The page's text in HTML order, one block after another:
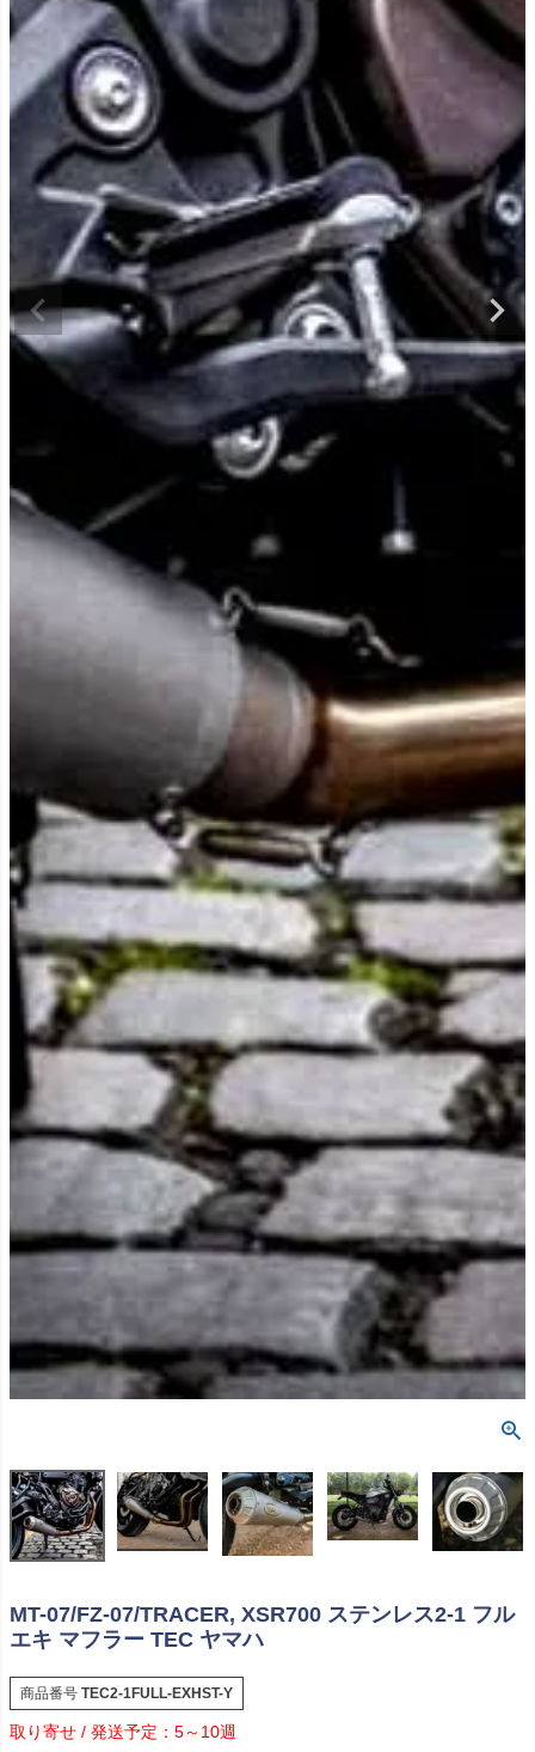
MT-07/FZ-07/TRACER, XSR700 ステンレス2-1 フル
エキ マフラー TEC ヤマハ
商品番号 TEC2-1FULL-EXHST-Y
5～10週